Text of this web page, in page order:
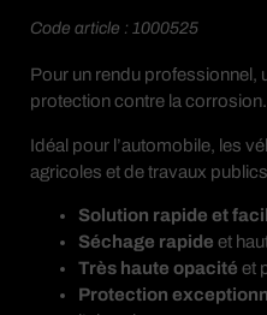
Code article : 1000525
Pour un rendu professionnel,
protection contre la corrosion.
Idéal pour l’automobile, les
agricoles et de travaux
Solution rapide et
Séchage rapide et
Très haute opacité et
Protection